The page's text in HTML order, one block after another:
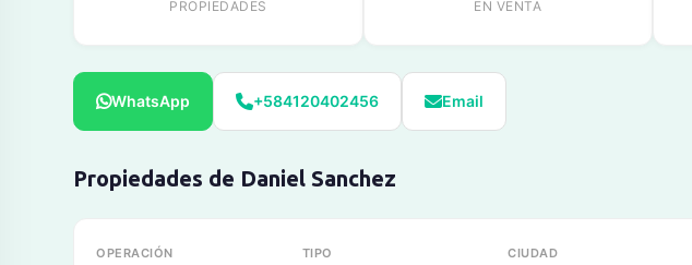
PROPIEDADES EN VENTA
WhatsApp +584120402456 Email
Propiedades de Daniel Sanchez
OPERACIÓN TIPO CIUDAD